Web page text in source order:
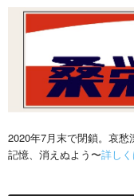
2020年7月末で閉鎖。哀
記憶、消えぬよう〜詳しく